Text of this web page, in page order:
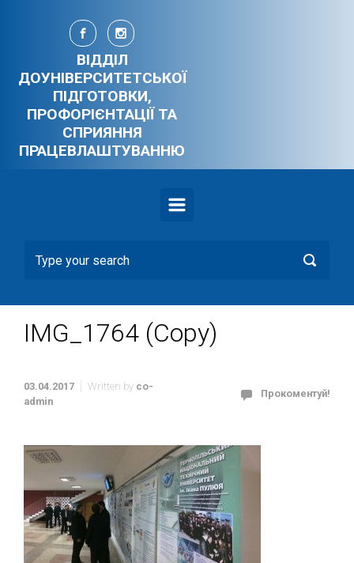
Skip to main content
ВІДДІЛ
ДОУНІВЕРСИТЕТСЬКОЇ
ПІДГОТОВКИ,
ПРОФОРІЄНТАЦІЇ ТА
СПРИЯННЯ
ПРАЦЕВЛАШТУВАННЮ
IMG_1764 (Copy)
03.04.2017 Written by co-
admin
Прокоментуй!